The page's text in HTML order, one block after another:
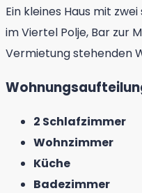
Ein kleines Haus mit
im Viertel Polje, Bar zur
Vermietung stehenden
2 Schlafzimmer
Wohnzimmer
Küche
Badezimmer